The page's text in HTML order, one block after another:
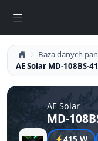
Baza danych
AE Solar MD-108BS-
AE Solar
MD-